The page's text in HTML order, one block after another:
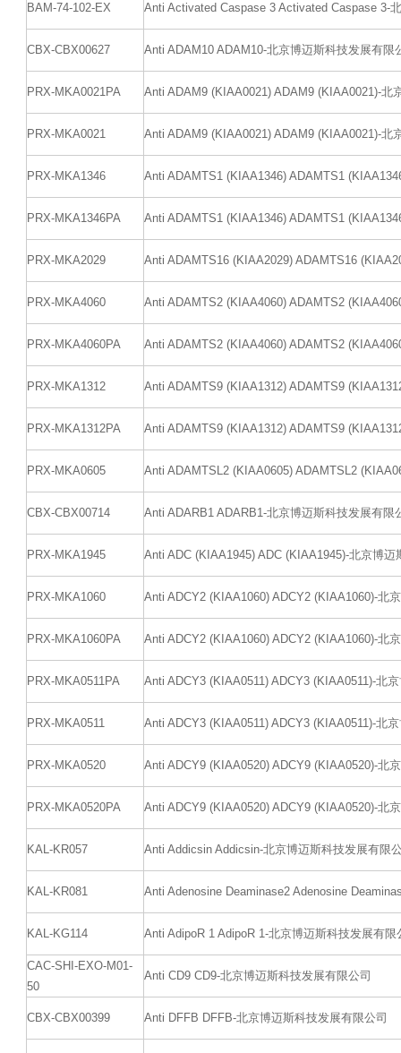
BAM-74-102-EX Anti Activated Caspase 3 Activated Caspase 3-
CBX-CBX00627 Anti ADAM10 ADAM10-北京博迈斯科技发展有限
PRX-MKA0021PA Anti ADAM9 (KIAA0021) ADAM9 (KIAA0021)-北
PRX-MKA0021 Anti ADAM9 (KIAA0021) ADAM9 (KIAA0021)-北
PRX-MKA1346 Anti ADAMTS1 (KIAA1346) ADAMTS1
PRX-MKA1346PA Anti ADAMTS1 (KIAA1346) ADAMTS1
PRX-MKA2029 Anti ADAMTS16 (KIAA2029) ADAMTS16
PRX-MKA4060 Anti ADAMTS2 (KIAA4060) ADAMTS2
PRX-MKA4060PA Anti ADAMTS2 (KIAA4060) ADAMTS2
PRX-MKA1312 Anti ADAMTS9 (KIAA1312) ADAMTS9
PRX-MKA1312PA Anti ADAMTS9 (KIAA1312) ADAMTS9
PRX-MKA0605 Anti ADAMTSL2 (KIAA0605) ADAMTSL2
CBX-CBX00714 Anti ADARB1 ADARB1-北京博迈斯科技发展有限
PRX-MKA1945 Anti ADC (KIAA1945) ADC (KIAA1945)-北京博迈
PRX-MKA1060 Anti ADCY2 (KIAA1060) ADCY2 (KIAA1060)-北
PRX-MKA1060PA Anti ADCY2 (KIAA1060) ADCY2 (KIAA1060)-北
PRX-MKA0511PA Anti ADCY3 (KIAA0511) ADCY3 (KIAA0511)-北
PRX-MKA0511 Anti ADCY3 (KIAA0511) ADCY3 (KIAA0511)-北
PRX-MKA0520 Anti ADCY9 (KIAA0520) ADCY9 (KIAA0520)-北
PRX-MKA0520PA Anti ADCY9 (KIAA0520) ADCY9 (KIAA0520)-北
KAL-KR057 Anti Addicsin Addicsin-北京博迈斯科技发展有限
KAL-KR081 Anti Adenosine Deaminase2 Adenosine
KAL-KG114 Anti AdipoR 1 AdipoR 1-北京博迈斯科技发展有限
CAC-SHI-EXO-M01-
50
Anti CD9 CD9-北京博迈斯科技发展有限公司
CBX-CBX00399 Anti DFFB DFFB-北京博迈斯科技发展有限公司